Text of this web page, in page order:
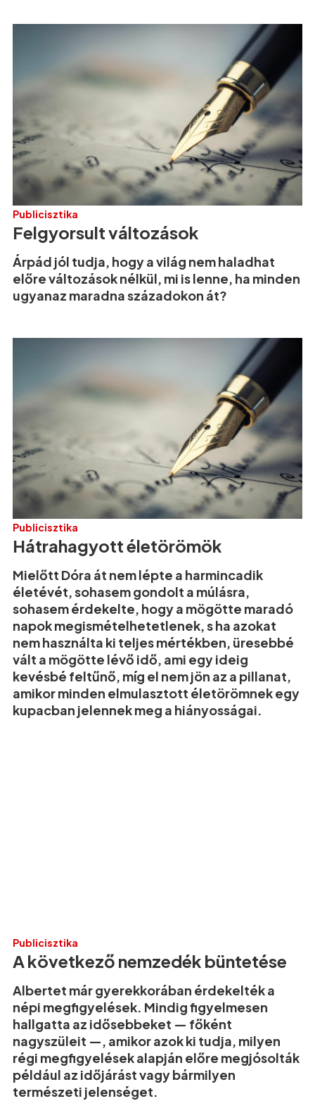
Publicisztika
Felgyorsult változások
Árpád jól tudja, hogy a világ nem haladhat
előre változások nélkül, mi is lenne, ha minden
ugyanaz maradna századokon át?
Publicisztika
Hátrahagyott életörömök
Mielőtt Dóra át nem lépte a harmincadik
életévét, sohasem gondolt a múlásra,
sohasem érdekelte, hogy a mögötte maradó
napok megismételhetetlenek, s ha azokat
nem használta ki teljes mértékben, üresebbé
vált a mögötte lévő idő, ami egy ideig
kevésbé feltűnő, míg el nem jön az a pillanat,
amikor minden elmulasztott életörömnek egy
kupacban jelennek meg a hiányosságai.
Publicisztika
A következő nemzedék büntetése
Albertet már gyerekkorában érdekelték a
népi megfigyelések. Mindig figyelmesen
hallgatta az idősebbeket — főként
nagyszüleit —, amikor azok ki tudja, milyen
régi megfigyelések alapján előre megjósolták
például az időjárást vagy bármilyen
természeti jelenséget.